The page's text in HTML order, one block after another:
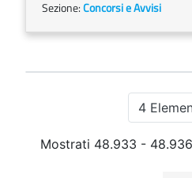
Sezione:Concorsi e Avvisi
4
Mostrati 48.933 -